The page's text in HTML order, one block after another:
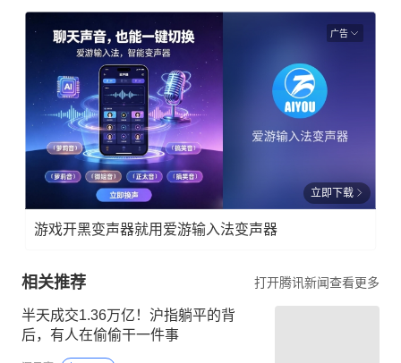
广告
立即下载
游戏开黑变声器就用爱游输入法变声器
相关推荐 打开腾讯新闻查看更多
半天成交1.36万亿！沪指躺平的背
后，有人在偷偷干一件事